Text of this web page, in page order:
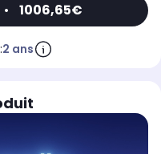
• 1006,65€
2 ans